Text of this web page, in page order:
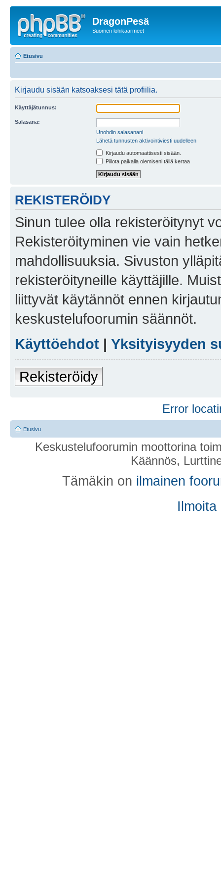
DragonPesä
Suomen lohikäärmeet
Etusivu
Kirjaudu sisään katsoaksesi tätä profiilia.
Käyttäjätunnus:
Salasana:
Unohdin salasanani
Lähetä tunnusten aktivointiviesti uudelleen
Kirjaudu automaattisesti sisään.
Piilota paikalla olemiseni tällä kertaa
REKISTERÖIDY
Sinun tulee olla rekisteröitynyt
Rekisteröityminen vie vain
mahdollisuuksia. Sivuston
rekisteröityneille käyttäjille.
liittyvät käytännöt ennen
keskustelufoorumin säännöt.
Käyttöehdot | Yksityisyyden
Rekisteröidy
Error
Etusivu
Keskustelufoorumin moottorina
Käännös,
Tämäkin on ilmainen